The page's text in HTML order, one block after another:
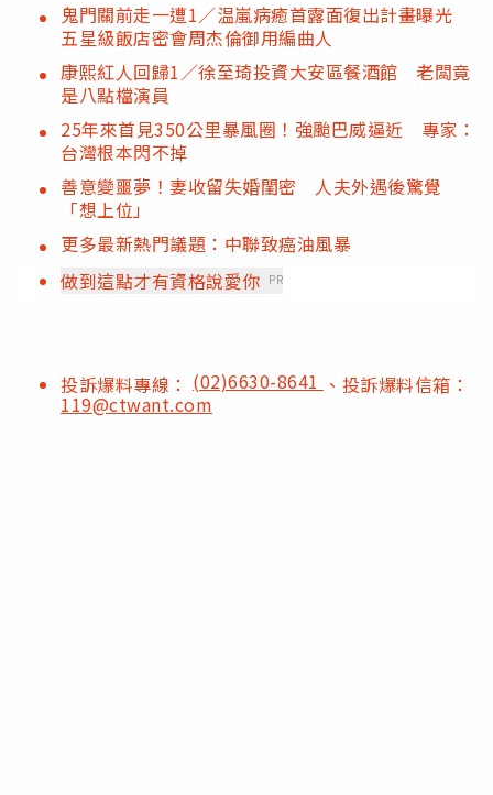
鬼門關前走一遭1／温嵐病癒首露面復出計畫曝光
五星級飯店密會周杰倫御用編曲人
康熙紅人回歸1／徐至琦投資大安區餐酒館 老闆竟
是八點檔演員
25年來首見350公里暴風圈！強颱巴威逼近 專家：
台灣根本閃不掉
善意變噩夢！妻收留失婚閨密 人夫外遇後驚覺
「想上位」
更多最新熱門議題：中聯致癌油風暴
做到這點才有資格說愛你 PR
投訴爆料專線： (02)6630-8641 、投訴爆料信箱：
119@ctwant.com